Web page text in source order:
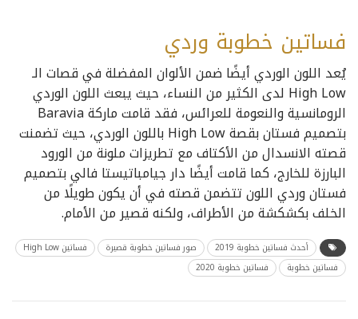
فساتين خطوبة وردي
يُعد اللون الوردي أيضًا ضمن الألوان المفضلة في قصات الـ
High Low لدى الكثير من النساء، حيث يبعث اللون الوردي
الرومانسية والنعومة للعرائس، فقد قامت ماركة Baravia
بتصميم فستان بقصة High Low باللون الوردي، حيث تضمنت
قصته الانسدال من الأكتاف مع تطريزات ملونة من الورود
البارزة للخارج، كما قامت أيضًا دار جيامباتيستا فالي بتصميم
فستان وردي اللون تتضمن قصته في أن يكون طويلًا من
الخلف بكشكشة من الأطراف، ولكنه قصير من الأمام.
أحدث فساتين خطوبة 2019 صور فساتين خطوبة قصيرة
فساتين High Low
فساتين خطوبة
فساتين خطوبة 2020